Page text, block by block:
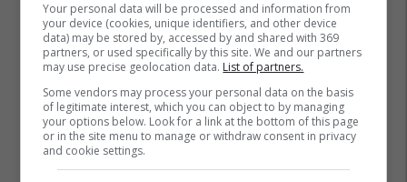
Your personal data will be processed and information from
your device (cookies, unique identifiers, and other device
data) may be stored by, accessed by and shared with 369
partners, or used specifically by this site. We and our partners
may use precise geolocation data. List of partners.
Some vendors may process your personal data on the basis
of legitimate interest, which you can object to by managing
your options below. Look for a link at the bottom of this page
or in the site menu to manage or withdraw consent in privacy
and cookie settings.